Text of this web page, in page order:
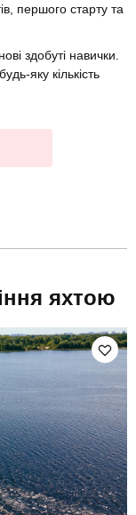
першого старту та
здобуті навички.
яку кількість
яхтою